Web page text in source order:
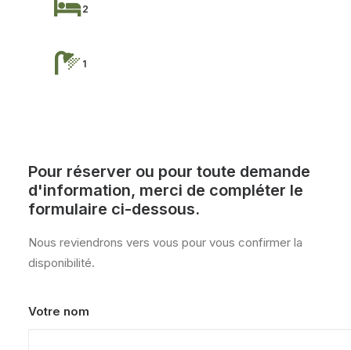
2
1
Pour réserver ou pour toute demande
d'information, merci de compléter le
formulaire ci-dessous.
Nous reviendrons vers vous pour vous confirmer la
disponibilité.
Votre nom